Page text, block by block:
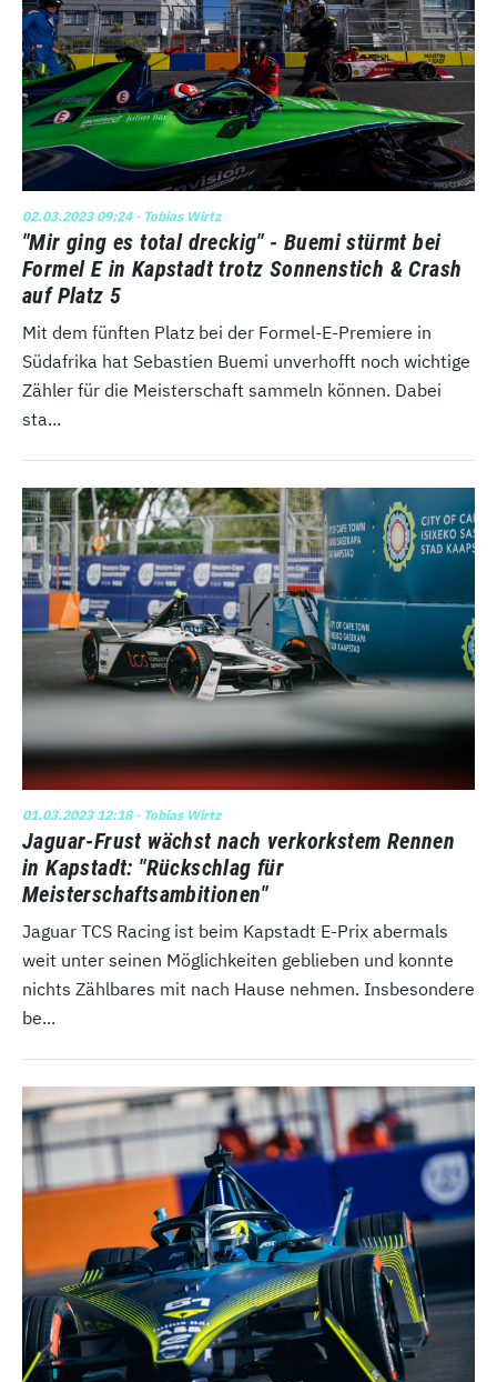
02.03.2023 09:24· Tobias Wirtz
"Mir ging es total dreckig" - Buemi stürmt bei
Formel E in Kapstadt trotz Sonnenstich & Crash
auf Platz 5
Mit dem fünften Platz bei der Formel-E-Premiere in
Südafrika hat Sebastien Buemi unverhofft noch wichtige
Zähler für die Meisterschaft sammeln können. Dabei
sta...
01.03.2023 12:18· Tobias Wirtz
Jaguar-Frust wächst nach verkorkstem Rennen
in Kapstadt: "Rückschlag für
Meisterschaftsambitionen"
Jaguar TCS Racing ist beim Kapstadt E-Prix abermals
weit unter seinen Möglichkeiten geblieben und konnte
nichts Zählbares mit nach Hause nehmen. Insbesondere
be...